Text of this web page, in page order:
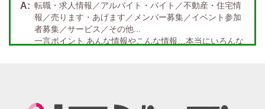
経験者歓迎 未経験者あり
未経験者金着 60代歓迎
転職・求人情報／アルバイト・バイト／不動産・住宅情
報／売ります・あげます／メンバー募集／イベント参加
者募集／サービス／その他...
一言ポイント あんな情報やこんな情報…本当にいろんな
紙面媒体スポーツ紙のあの広告求人情報から意味深長な